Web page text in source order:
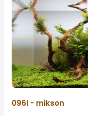
096l - mikson